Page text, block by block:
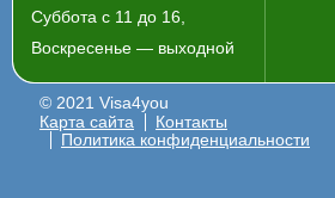
Суббота с 11 до 16,
Воскресенье — выходной
© 2021 Visa4you
Карта сайта
Контакты
Политика конфиденциальности